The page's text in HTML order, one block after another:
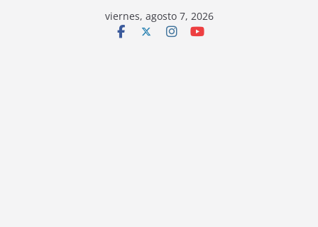
viernes, agosto 7, 2026